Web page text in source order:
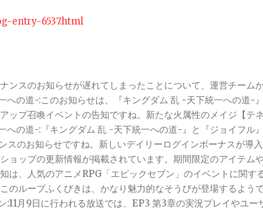
entry-6537.html
ンスのお知らせが遅れてしまったことについて、運営チーム
への道-:このお知らせは、『キングダム 乱 -天下統一への道-
ップ召喚イベントの告知ですね。新たな火属性のメイジ【テ
への道-:『キングダム 乱 -天下統一への道-』と『ジョイフル
スのお知らせですね。新しいデイリーログインボーナスが導
ョップの更新情報が掲載されています。期間限定のアイテム
は、人気のアニメRPG「エピックセブン」のイベントに関す
のループふくびきは、かなり魅力的なそうびが登場するよう
:11月9日に行われる放送では、EP3 第3章の実況プレイやユー